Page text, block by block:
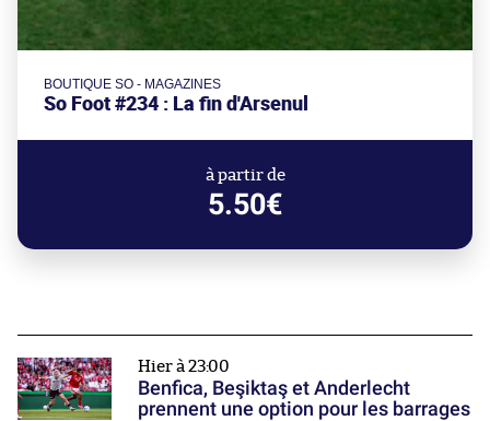
BOUTIQUE SO - MAGAZINES
So Foot #234 : La fin d'Arsenul
à partir de
5.50€
Hier à 23:00
Benfica, Beşiktaş et Anderlecht
prennent une option pour les barrages